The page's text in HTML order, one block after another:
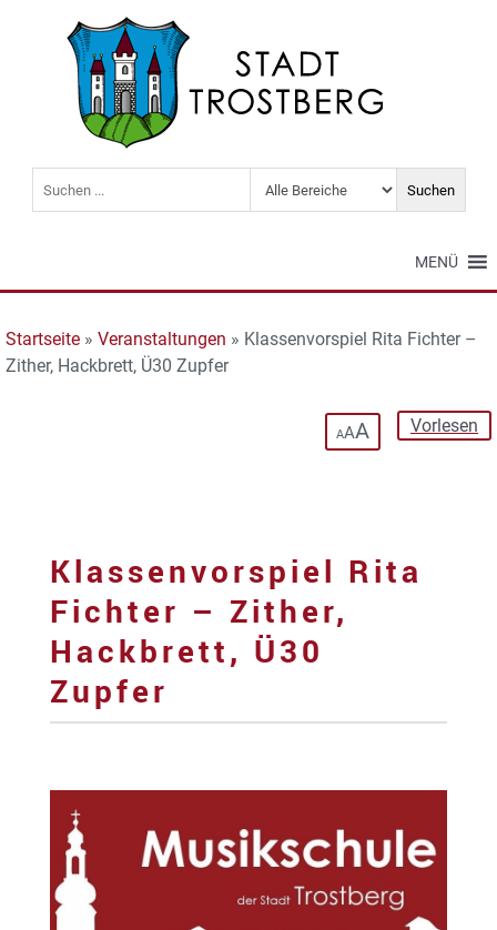
MENÜ
Startseite » Veranstaltungen » Klassenvorspiel Rita Fichter –
Zither, Hackbrett, Ü30 Zupfer
Vorlesen
AAA
Klassenvorspiel Rita
Fichter – Zither,
Hackbrett, Ü30
Zupfer